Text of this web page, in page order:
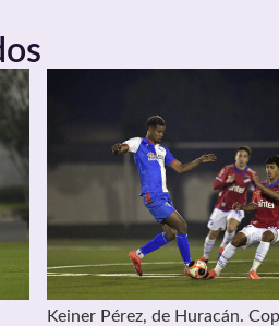
Keiner Pérez, de Huracán.